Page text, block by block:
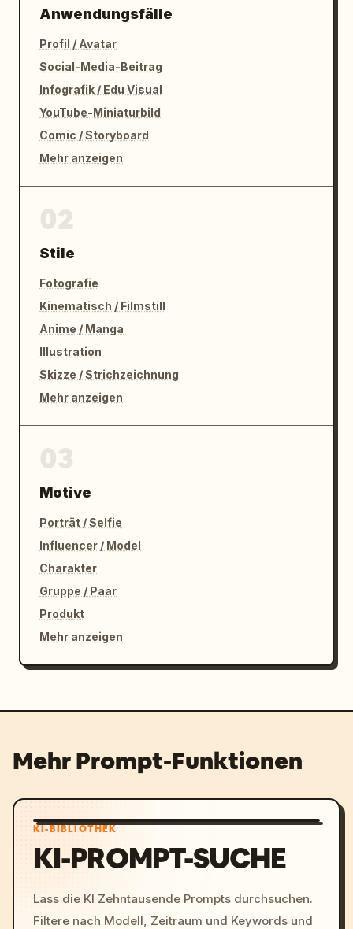
Anwendungsfälle
Profil / Avatar
Social-Media-Beitrag
Infografik / Edu Visual
YouTube-Miniaturbild
Comic / Storyboard
Mehr anzeigen
Stile
Fotografie
Kinematisch / Filmstill
Anime / Manga
Illustration
Skizze / Strichzeichnung
Mehr anzeigen
Motive
Porträt / Selfie
Influencer / Model
Charakter
Gruppe / Paar
Produkt
Mehr anzeigen
Mehr Prompt-Funktionen
KI-BIBLIOTHEK
KI-PROMPT-SUCHE
Lass die KI Zehntausende Prompts durchsuchen.
Filtere nach Modell, Zeitraum und Keywords und